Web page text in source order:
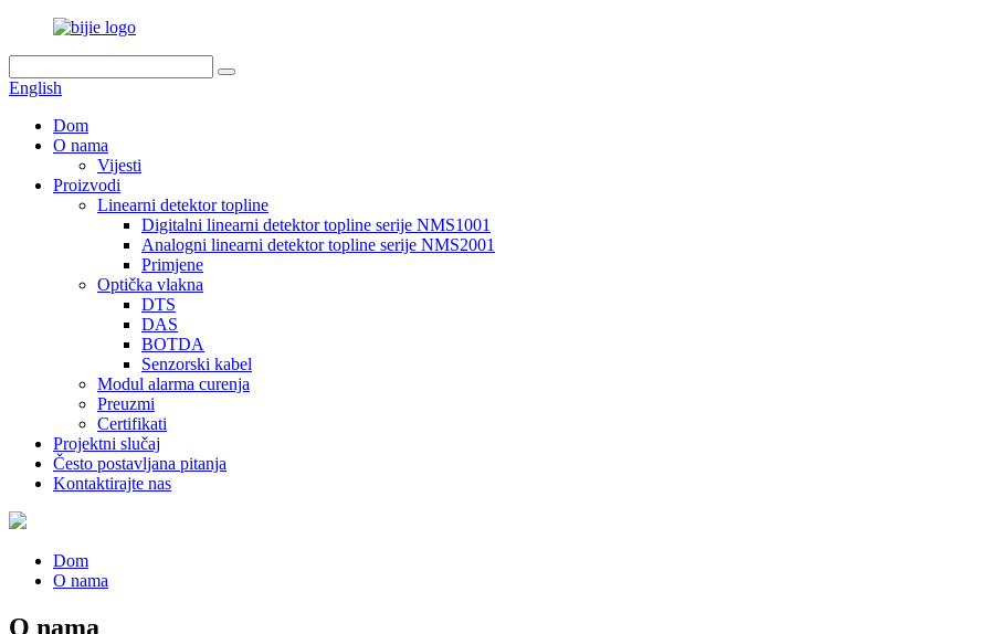
English
Dom
O nama
Vijesti
Proizvodi
Linearni detektor topline
Digitalni linearni detektor topline serije NMS1001
Analogni linearni detektor topline serije NMS2001
Primjene
Optička vlakna
DTS
DAS
BOTDA
Senzorski kabel
Modul alarma curenja
Preuzmi
Certifikati
Projektni slučaj
Često postavljana pitanja
Kontaktirajte nas
Dom
O nama
O nama